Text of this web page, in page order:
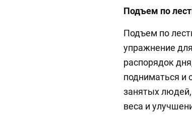
Подъем по
Подъем по
упражнение
распорядок
подниматься и
занятых
веса и